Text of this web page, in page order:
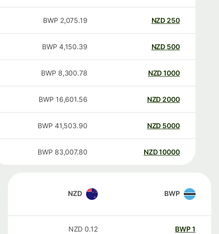
250
NZD
2,075.19
BWP
500
NZD
4,150.39
BWP
1000
NZD
8,300.78
BWP
2000
NZD
16,601.56
BWP
5000
NZD
41,503.90
BWP
10000
NZD
83,007.80
BWP
BWP
NZD
BWP
0.12
NZD